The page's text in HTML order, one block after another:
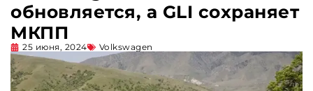
обновляется, а GLI сохраняет
МКПП
25 июня, 2024 Volkswagen